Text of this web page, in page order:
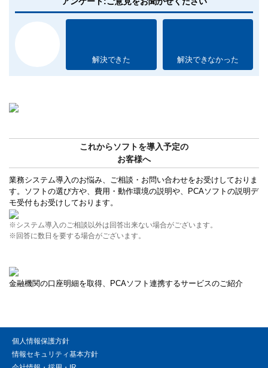
解決できた 解決できなかった
これからソフトを導入予定の
お客様へ
業務システム導入のお悩み、ご相談・お問い合わせをお受けしておりま
す。ソフトの選び方や、費用・動作環境の説明や、PCAソフトの説明デ
モ受付もお受けしております。
※システム導入のご相談以外は回答出来ない場合がございます。
※回答に数日を要する場合がございます。
金融機関の口座明細を取得、PCAソフト連携するサービスのご紹介
個人情報保護方針
情報セキュリティ基本方針